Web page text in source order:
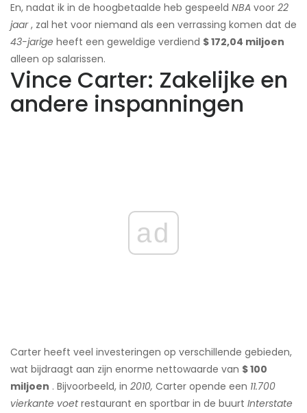
En, nadat ik in de hoogbetaalde heb gespeeld NBA voor 22
jaar, zal het voor niemand als een verrassing komen dat de
43-jarige heeft een geweldige verdiend $ 172,04 miljoen
alleen op salarissen.
Vince Carter: Zakelijke en
andere inspanningen
ad
Carter heeft veel investeringen op verschillende gebieden,
wat bijdraagt ​​​​aan zijn enorme nettowaarde van $ 100
miljoen . Bijvoorbeeld, in 2010, Carter opende een 11.700
vierkante voetrestaurant en sportbar in de buurt Interstate